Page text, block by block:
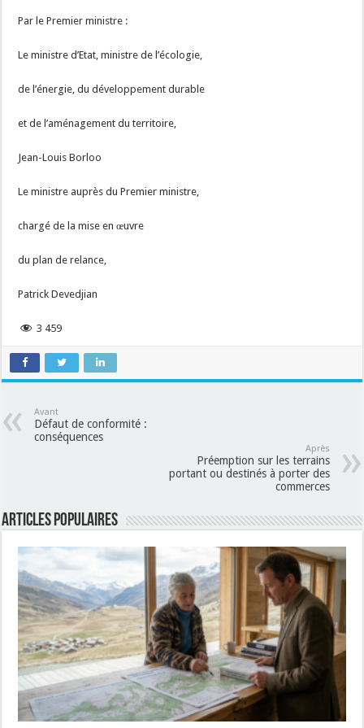
Par le Premier ministre :
Le ministre d’Etat, ministre de l’écologie,
de l’énergie, du développement durable
et de l’aménagement du territoire,
Jean-Louis Borloo
Le ministre auprès du Premier ministre,
chargé de la mise en œuvre
du plan de relance,
Patrick Devedjian
3 459
Avant
Défaut de conformité :
conséquences
Après
Préemption sur les terrains
portant ou destinés à porter des
commerces
Articles populaires